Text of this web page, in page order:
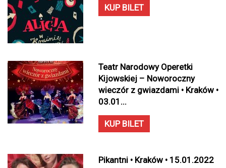
KUP BILET
Teatr Narodowy Operetki
Kijowskiej – Noworoczny
wieczór z gwiazdami • Kraków •
03.01...
KUP BILET
Pikantni • Kraków • 15.01.2022